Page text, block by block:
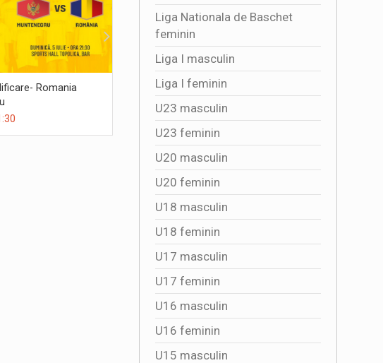
Romania
România scrie istorie! Victorie uriasa cu
Grecia- 73-66- în calificarile pentru Cupa
Mondiala
2026-07-05 10:37:27
Liga Nationala de Baschet
feminin
Liga I masculin
Liga I feminin
U23 masculin
U23 feminin
U20 masculin
U20 feminin
U18 masculin
U18 feminin
U17 masculin
U17 feminin
U16 masculin
U16 feminin
U15 masculin